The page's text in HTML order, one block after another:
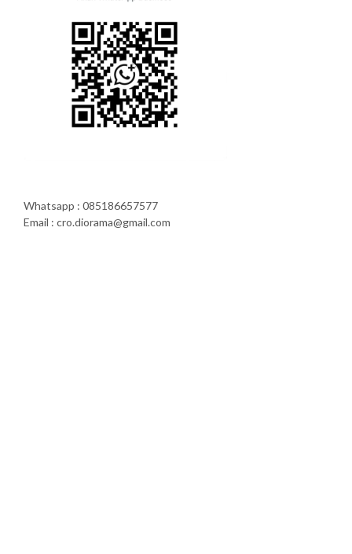
Whatsapp : 085186657577
Email : cro.diorama@gmail.com